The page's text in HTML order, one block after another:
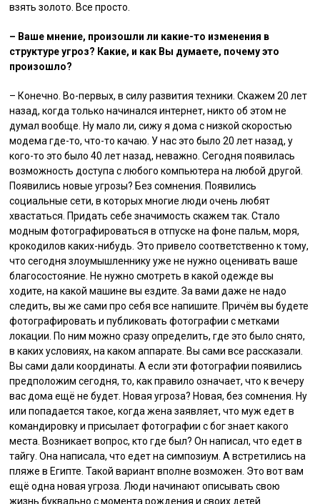
взять золото. Все просто.
– Ваше мнение, произошли ли какие-то изменения в
структуре угроз? Какие, и как Вы думаете, почему это
произошло?
– Конечно. Во-первых, в силу развития техники. Скажем 20 лет
назад, когда только начинался интернет, никто об этом не
думал вообще. Ну мало ли, сижу я дома с низкой скоростью
модема где-то, что-то качаю. У нас это было 20 лет назад, у
кого-то это было 40 лет назад, неважно. Сегодня появилась
возможность доступа с любого компьютера на любой другой.
Появились новые угрозы? Без сомнения. Появились
социальные сети, в которых многие люди очень любят
хвастаться. Придать себе значимость скажем так. Стало
модным фотографироваться в отпуске на фоне пальм, моря,
крокодилов каких-нибудь. Это привело соответственно к тому,
что сегодня злоумышленнику уже не нужно оценивать ваше
благосостояние. Не нужно смотреть в какой одежде вы
ходите, на какой машине вы ездите. За вами даже не надо
следить, вы же сами про себя все напишите. Причём вы будете
фотографировать и публиковать фотографии с метками
локации. По ним можно сразу определить, где это было снято,
в каких условиях, на каком аппарате. Вы сами все рассказали.
Вы сами дали координаты. А если эти фотографии появились
предположим сегодня, то, как правило означает, что к вечеру
вас дома ещё не будет. Новая угроза? Новая, без сомнения. Ну
или попадается такое, когда жена заявляет, что муж едет в
командировку и присылает фотографии с бог знает какого
места. Возникает вопрос, кто где был? Он написал, что едет в
тайгу. Она написала, что едет на симпозиум. А встретились на
пляже в Египте. Такой вариант вполне возможен. Это вот вам
ещё одна новая угроза. Люди начинают описывать свою
жизнь буквально с момента рождения и своих детей